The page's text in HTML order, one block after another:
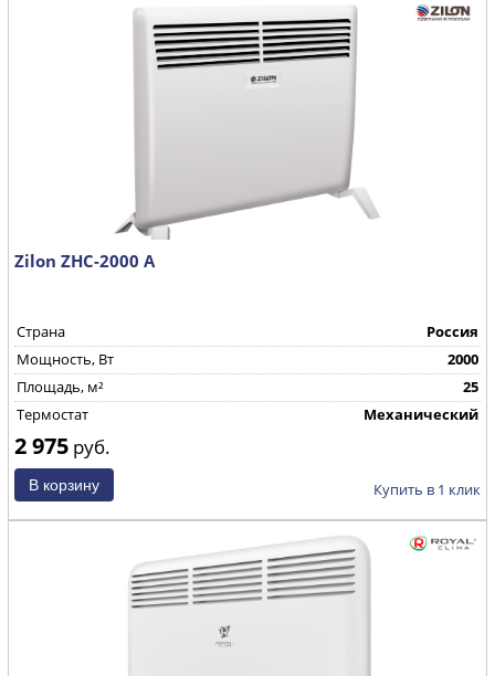
Zilon ZHC-2000 А
Страна
Россия
Mощность, Вт
2000
Площадь, м²
25
Термостат
Механический
2 975 руб.
Купить в 1 клик